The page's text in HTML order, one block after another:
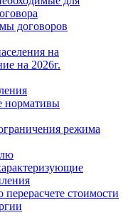
договоров
на
на 2026г.
нормативы
режима
перерасчете стоимости